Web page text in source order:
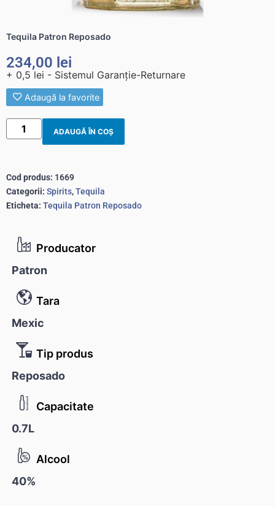
Producator
Patron
Tara
Mexic
Tip produs
Reposado
Capacitate
0.7L
Alcool
40%
Tequila Patron Reposado
234,00 lei
+ 0,5 lei - Sistemul Garanție-Returnare
Adaugă la favorite
ADAUGĂ ÎN COȘ
Cod produs: 1669
Categorii: Spirits,Tequila
Eticheta: Tequila Patron Reposado